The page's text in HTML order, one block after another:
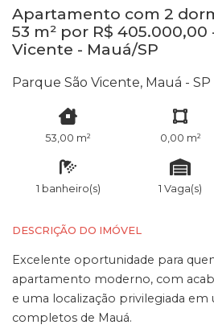
Apartamento com 2
53 m² por R$ 405.000,00
Vicente - Mauá/SP
Parque São Vicente, Mauá - SP
53,00 m² 0,00 m²
1 banheiro(s) 1 Vaga(s)
DESCRIÇÃO DO IMÓVEL
Excelente oportunidade para
apartamento moderno, com
e uma localização privilegiada
completos de Mauá.